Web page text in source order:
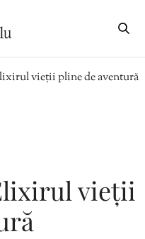
vieții pline de aventură
vieții